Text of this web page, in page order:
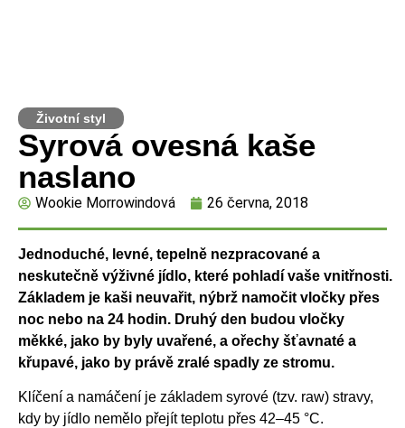
Životní styl
Syrová ovesná kaše
naslano
Wookie Morrowindová 26 června, 2018
Jednoduché, levné, tepelně nezpracované a
neskutečně výživné jídlo, které pohladí vaše vnitřnosti.
Základem je kaši neuvařit, nýbrž namočit vločky přes
noc nebo na 24 hodin. Druhý den budou vločky
měkké, jako by byly uvařené, a ořechy šťavnaté a
křupavé, jako by právě zralé spadly ze stromu.
Klíčení a namáčení je základem syrové (tzv. raw) stravy,
kdy by jídlo nemělo přejít teplotu přes 42–45 °C.